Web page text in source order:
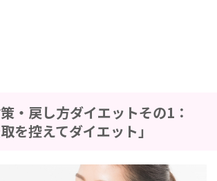
・戻し方ダイエットその1：
を控えてダイエット」